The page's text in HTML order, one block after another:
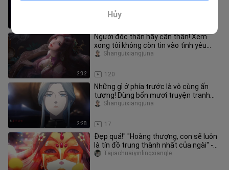
2:32
Người độc thân hãy cẩn thận! Xem
xong tôi không còn tin vào tình yêu
nữa!
120
Shanguixiangjuna
2:28
Những gì ở phía trước là vô cùng ấn
tượng! Dùng bốn mươi truyện tranh
Trung Quốc để biên tập một bài
17
Shanguixiangjuna
Đẹp quá!" "Hoàng thượng, con sẽ luôn
là tín đồ trung thành nhất của ngài" -
"Thên Quan Tứ Phúc"
Tajiaohuaiyinlingxiangle
Hủy